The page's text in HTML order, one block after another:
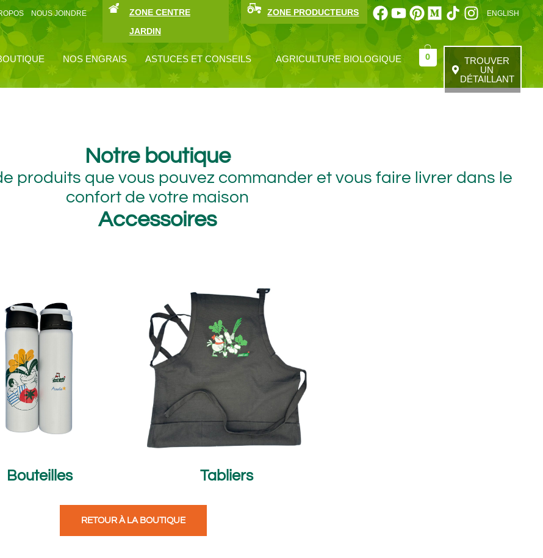
NOUS JOINDRE
ZONE CENTRE
JARDIN
ZONE PRODUCTEURS Facebook
Youtube
Pinterest
MediumInstagram
ENGLISH
NOS ENGRAIS ASTUCES ET CONSEILS AGRICULTURE BIOLOGIQUE 0
TROUVER
UN
DÉTAILLANT
Notre boutique
produits que vous pouvez commander et vous faire livrer dans le
confort de votre maison
Accessoires
Bouteilles Tabliers
RETOUR À LA BOUTIQUE